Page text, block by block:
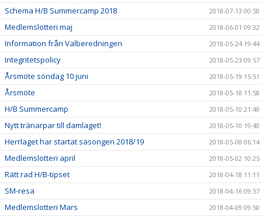
Schema H/B Summercamp 2018 2018-07-13 00:50
Medlemslotteri maj 2018-06-01 09:32
Information från Valberedningen 2018-05-24 19:44
Integritetspolicy 2018-05-23 09:57
Årsmöte söndag 10 juni 2018-05-19 15:51
Årsmöte 2018-05-18 11:58
H/B Summercamp 2018-05-10 21:40
Nytt tränarpar till damlaget! 2018-05-10 19:40
Herrlaget har startat säsongen 2018/19 2018-05-08 06:14
Medlemslotteri april 2018-05-02 10:25
Rätt rad H/B-tipset 2018-04-18 11:11
SM-resa 2018-04-16 09:57
Medlemslotteri Mars 2018-04-09 09:50